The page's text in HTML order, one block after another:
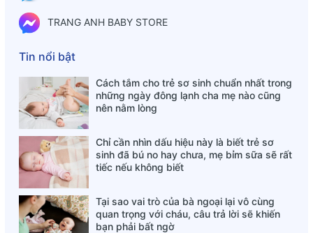
Sản phẩm này không phải là thuốc và không có tác dụng
thay thế thuốc chữa bệnh.
TRANG ANH BABY STORE
Tin nổi bật
Cách tắm cho trẻ sơ sinh chuẩn nhất trong
những ngày đông lạnh cha mẹ nào cũng
nên nằm lòng
Chỉ cần nhìn dấu hiệu này là biết trẻ sơ
sinh đã bú no hay chưa, mẹ bỉm sữa sẽ rất
tiếc nếu không biết
Tại sao vai trò của bà ngoại lại vô cùng
quan trọng với cháu, câu trả lời sẽ khiến
bạn phải bất ngờ